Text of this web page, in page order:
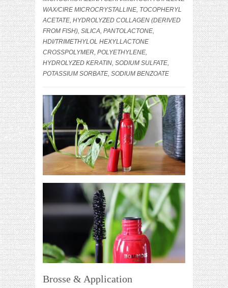
WAX/CIRE MICROCRYSTALLINE, TOCOPHERYL
ACETATE, HYDROLYZED COLLAGEN (DERIVED
FROM FISH), SILICA, PANTOLACTONE,
HDI/TRIMETHYLOL HEXYLLACTONE
CROSSPOLYMER, POLYETHYLENE,
HYDROLYZED KERATIN, SODIUM SULFATE,
POTASSIUM SORBATE, SODIUM BENZOATE
Brosse & Application